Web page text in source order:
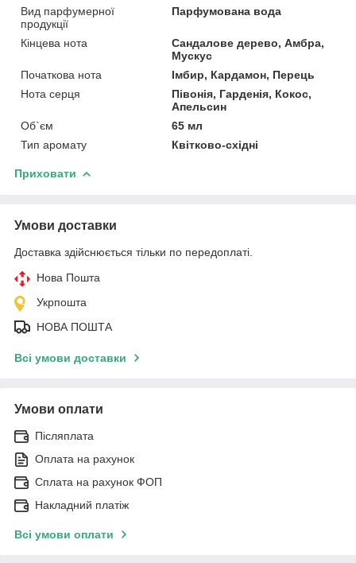
Вид парфумерної
продукції
Парфумована вода
Кінцева нота
Сандалове дерево, Амбра,
Мускус
Початкова нота
Імбир, Кардамон, Перець
Нота серця
Півонія, Гарденія, Кокос,
Апельсин
Об`єм
65 мл
Тип аромату
Квітково-східні
Приховати
Умови доставки
Доставка здійснюється тільки по передоплаті.
Нова Пошта
Укрпошта
НОВА ПОШТА
Всі умови доставки
Умови оплати
Післяплата
Оплата на рахунок
Сплата на рахунок ФОП
Накладний платіж
Всі умови оплати